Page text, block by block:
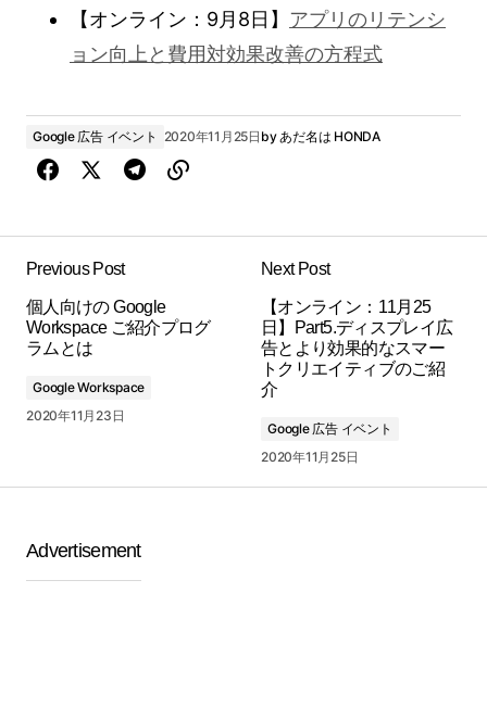
【オンライン：9月8日】 アプリのリテンシ
ョン向上と費用対効果改善の方程式
Google 広告 イベント 2020年11月25日 by あだ名は HONDA
Previous Post
個人向けの Google
Workspace ご紹介プログ
ラムとは
Google Workspace
2020年11月23日
Next Post
【オンライン：11月25
日】Part5.ディスプレイ広
告とより効果的なスマー
トクリエイティブのご紹
介
Google 広告 イベント
2020年11月25日
Advertisement